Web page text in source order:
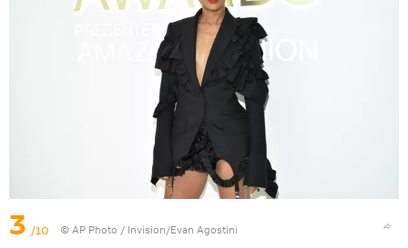
3 /10 © AP Photo / Invision/Evan Agostini